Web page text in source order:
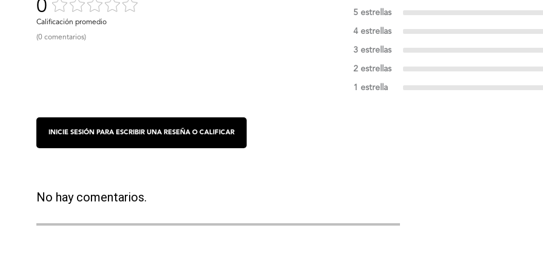
0
(0 comentarios)
5 estrellas
4 estrellas
3 estrellas
2 estrellas
1 estrella
No hay comentarios.